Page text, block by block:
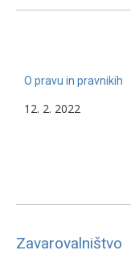
O pravu in pravnikih
12. 2. 2022
Zavarovalništvo